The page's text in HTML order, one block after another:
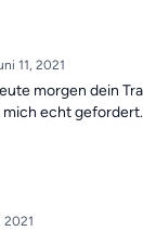
11, 2021
morgen dein
echt
2021